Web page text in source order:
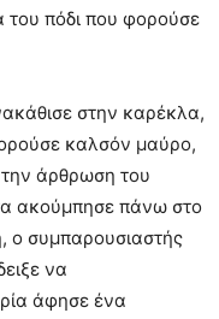
πόδι που φορούσε
στην καρέκλα,
καλσόν μαύρο,
άρθρωση του
ακούμπησε πάνω στο
ο συμπαρουσιαστής
να
άφησε ένα